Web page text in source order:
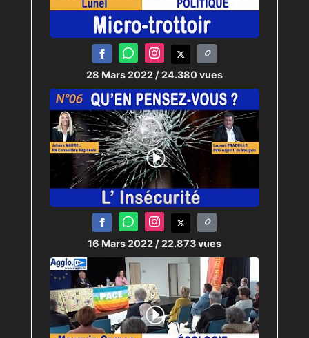
28 Mars 2022 / 24.380 vues
16 Mars 2022 / 22.873 vues